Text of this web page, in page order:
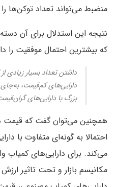
منضبط می‌تواند تعداد توکن‌ها
نتیجه این استدلال برای آن
که بیشترین احتمال موفقیت را
داشتن تعداد بسیار زیادی
دارایی‌های کم‌قیمت،
بزرگ با دارایی‌های
همچنین می‌توان گفت که قیمت
احتمالا به گونه‌ای متفاوت با
می‌کند. برای دارایی‌های کمیاب
مکانیسم بازار و تحت تاثیر